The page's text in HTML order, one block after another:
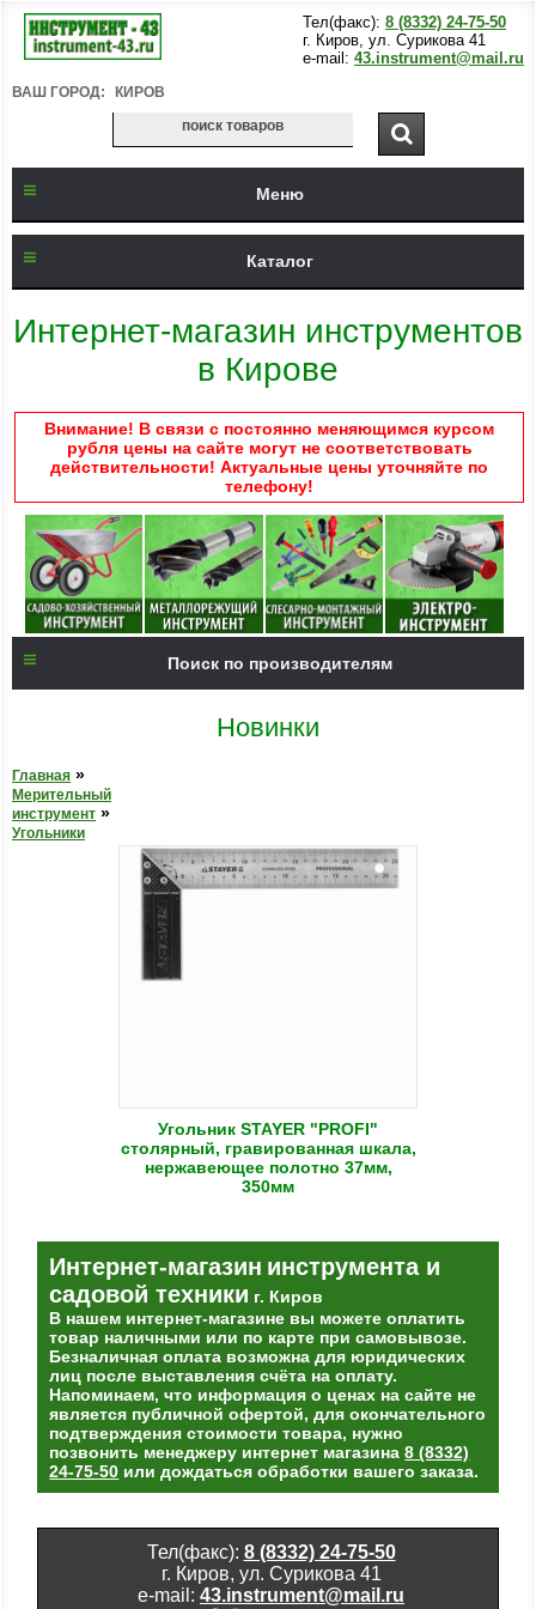
Тел(факс): 8 (8332) 24-75-50
г. Киров, ул. Сурикова 41
e-mail: 43.instrument@mail.ru
ВАШ ГОРОД: КИРОВ
Меню
Каталог
Интернет-магазин инструментов
в Кирове
Внимание! В связи с постоянно меняющимся курсом
рубля цены на сайте могут не соответствовать
действительности! Актуальные цены уточняйте по
телефону!
Поиск по производителям
Новинки
Главная »
Мерительный
инструмент »
Угольники
Угольник STAYER "PROFI"
столярный, гравированная шкала,
нержавеющее полотно 37мм,
350мм
Интернет-магазин инструмента и
садовой техники г. Киров
В нашем интернет-магазине вы можете оплатить
товар наличными или по карте при самовывозе.
Безналичная оплата возможна для юридических
лиц после выставления счёта на оплату.
Напоминаем, что информация о ценах на сайте не
является публичной офертой, для окончательного
подтверждения стоимости товара, нужно
позвонить менеджеру интернет магазина8 (8332)
24-75-50 или дождаться обработки вашего заказа.
Тел(факс): 8 (8332) 24-75-50
г. Киров, ул. Сурикова 41
e-mail: 43.instrument@mail.ru